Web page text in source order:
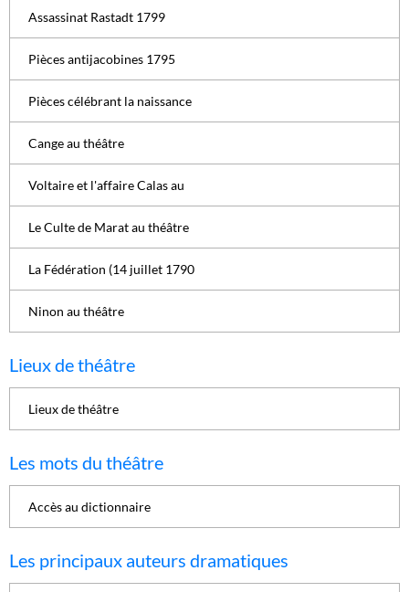
Assassinat Rastadt 1799
Pièces antijacobines 1795
Pièces célébrant la naissance
Cange au théâtre
Voltaire et l'affaire Calas au
Le Culte de Marat au théâtre
La Fédération (14 juillet 1790
Ninon au théâtre
Lieux de théâtre
Lieux de théâtre
Les mots du théâtre
Accès au dictionnaire
Les principaux auteurs dramatiques